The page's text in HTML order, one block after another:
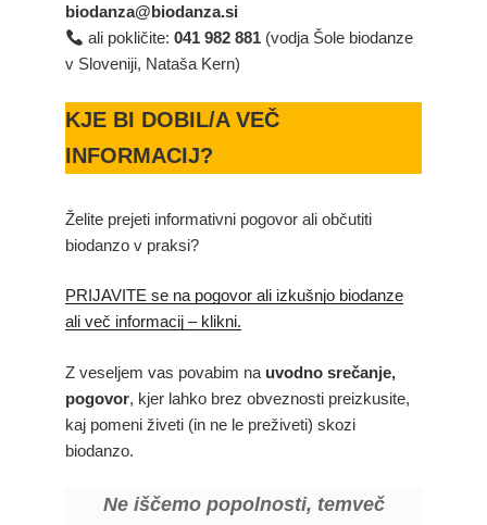
biodanza@biodanza.si
ali pokličite:041 982 881 (vodja Šole biodanze
v Sloveniji, Nataša Kern)
KJE BI DOBIL/A VEČ
INFORMACIJ?
Želite prejeti informativni pogovor ali občutiti
biodanzo v praksi?
PRIJAVITE se na pogovor ali izkušnjo biodanze
ali več informacij – klikni.
Z veseljem vas povabim na uvodno srečanje,
pogovor, kjer lahko brez obveznosti preizkusite,
kaj pomeni živeti (in ne le preživeti) skozi
biodanzo.
Ne iščemo popolnosti, temveč